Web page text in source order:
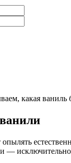
какая
исключительно